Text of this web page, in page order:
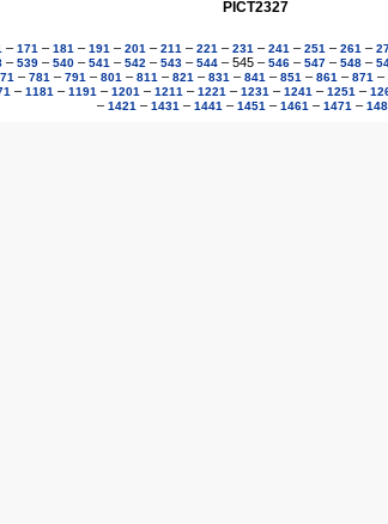
PICT2327
– 171 – 181 – 191 – 201 – 211 – 221 – 231 – 241 – 251 – 261 –
– 539– 540– 541 – 542 – 543– 544– 545– 546– 547– 548–
– 781 – 791 – 801 – 811 – 821 – 831 – 841 – 851 – 861 – 871 –
– 1181 – 1191 – 1201 – 1211 – 1221 – 1231 – 1241 – 1251 –
– 1421 – 1431 – 1441 – 1451 – 1461 – 1471 –